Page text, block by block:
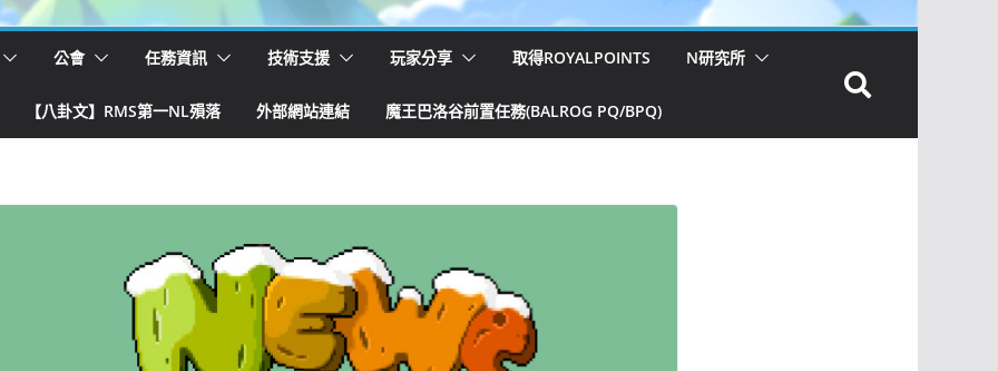
公會 任務資訊 技術支援 玩家分享 取得ROYALPOINTS N研究所
【八卦文】RMS第一NL殞落 外部網站連結 魔王巴洛谷前置任務(BALROG PQ/BPQ)